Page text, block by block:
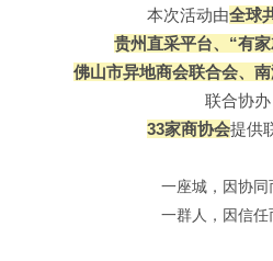
本次活动由全球
贵州直采平台、“有家
佛山市异地商会联合会、
联合协办
33家商协会提供
一座城，因协同
一群人，因信任